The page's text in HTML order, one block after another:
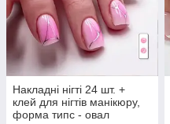
Накладні нігті 24 шт. +
клей для нігтів манікюру,
форма типс - овал